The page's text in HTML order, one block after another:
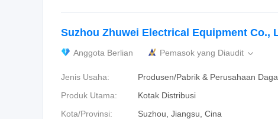
Suzhou Zhuwei Electrical Equipment Co.,
Anggota Berlian Pemasok yang Diaudit 
Jenis Usaha:
Produsen/Pabrik & Perusahaan
Produk Utama:
Kotak Distribusi
Kota/Provinsi:
Suzhou, Jiangsu, Cina